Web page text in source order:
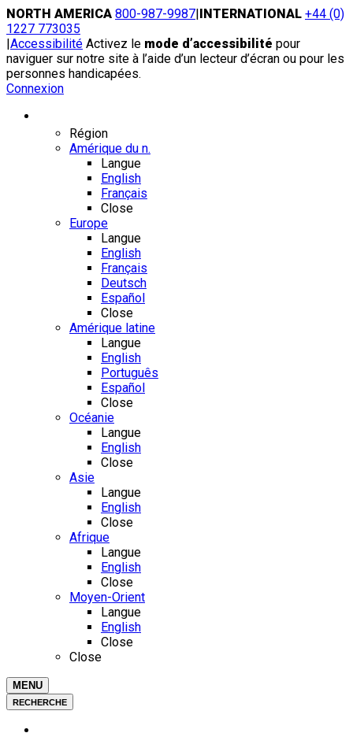
Skip
to
content
NORTH AMERICA 800-987-9987|INTERNATIONAL +44 (0)
1227 773035
|Accessibilité Activez le mode d’accessibilité pour
naviguer sur notre site à l’aide d’un lecteur d’écran ou pour les
personnes handicapées.
Connexion
Région
Amérique du n.
Langue
English
Français
Close
Europe
Langue
English
Français
Deutsch
Español
Close
Amérique latine
Langue
English
Português
Español
Close
Océanie
Langue
English
Close
Asie
Langue
English
Close
Afrique
Langue
English
Close
Moyen-Orient
Langue
English
Close
Close
MENU
RECHERCHE